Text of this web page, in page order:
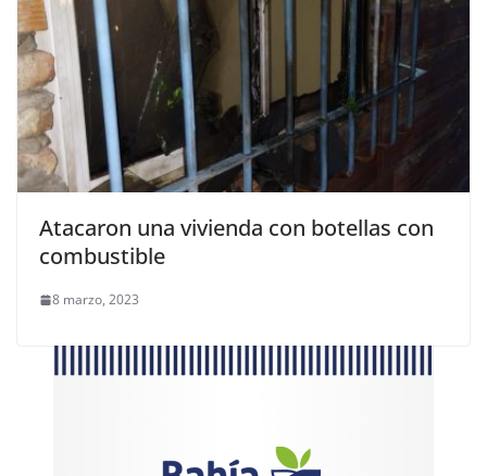
Atacaron una vivienda con botellas con
combustible
8 marzo, 2023